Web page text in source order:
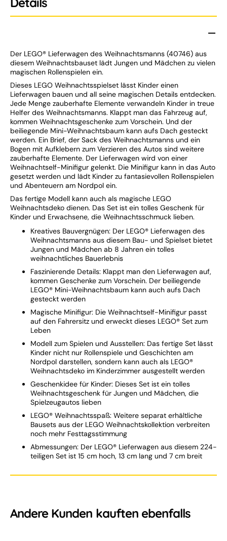
Der LEGO® Lieferwagen des Weihnachtsmanns (40746) aus
diesem Weihnachtsbauset lädt Jungen und Mädchen zu vielen
magischen Rollenspielen ein.
Dieses LEGO Weihnachtsspielset lässt Kinder einen
Lieferwagen bauen und all seine magischen Details entdecken.
Jede Menge zauberhafte Elemente verwandeln Kinder in treue
Helfer des Weihnachtsmanns. Klappt man das Fahrzeug auf,
kommen Weihnachtsgeschenke zum Vorschein. Und der
beiliegende Mini-Weihnachtsbaum kann aufs Dach gesteckt
werden. Ein Brief, der Sack des Weihnachtsmanns und ein
Bogen mit Aufklebern zum Verzieren des Autos sind weitere
zauberhafte Elemente. Der Lieferwagen wird von einer
Weihnachtself-Minifigur gelenkt. Die Minifigur kann in das Auto
gesetzt werden und lädt Kinder zu fantasievollen Rollenspielen
und Abenteuern am Nordpol ein.
Das fertige Modell kann auch als magische LEGO
Weihnachtsdeko dienen. Das Set ist ein tolles Geschenk für
Kinder und Erwachsene, die Weihnachtsschmuck lieben.
Kreatives Bauvergnügen: Der LEGO® Lieferwagen des
Weihnachtsmanns aus diesem Bau- und Spielset bietet
Jungen und Mädchen ab 8 Jahren ein tolles
weihnachtliches Bauerlebnis
Faszinierende Details: Klappt man den Lieferwagen auf,
kommen Geschenke zum Vorschein. Der beiliegende
LEGO® Mini-Weihnachtsbaum kann auch aufs Dach
gesteckt werden
Magische Minifigur: Die Weihnachtself-Minifigur passt
auf den Fahrersitz und erweckt dieses LEGO® Set zum
Leben
Modell zum Spielen und Ausstellen: Das fertige Set lässt
Kinder nicht nur Rollenspiele und Geschichten am
Nordpol darstellen, sondern kann auch als LEGO®
Weihnachtsdeko im Kinderzimmer ausgestellt werden
Geschenkidee für Kinder: Dieses Set ist ein tolles
Weihnachtsgeschenk für Jungen und Mädchen, die
Spielzeugautos lieben
LEGO® Weihnachtsspaß: Weitere separat erhältliche
Bausets aus der LEGO Weihnachtskollektion verbreiten
noch mehr Festtagsstimmung
Abmessungen: Der LEGO® Lieferwagen aus diesem 224-
teiligen Set ist 15 cm hoch, 13 cm lang und 7 cm breit
Andere Kunden kauften ebenfalls